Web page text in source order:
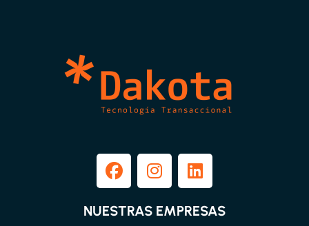
NUESTRAS EMPRESAS